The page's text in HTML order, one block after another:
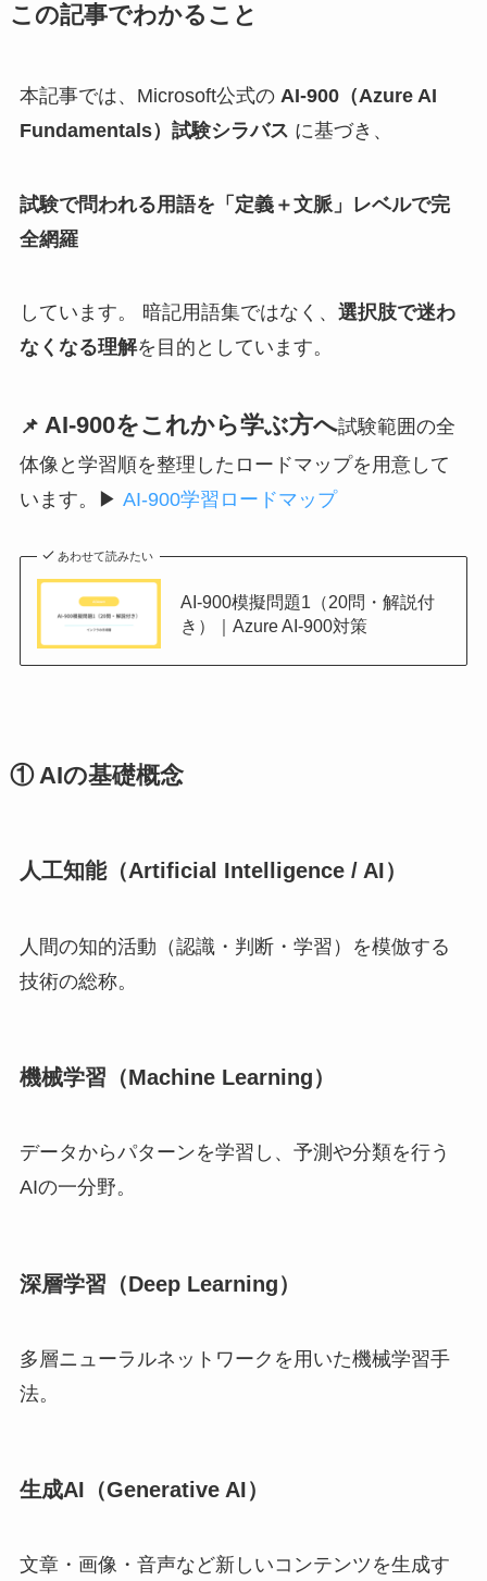
この記事でわかること
本記事では、Microsoft公式の AI-900（Azure AI
Fundamentals）試験シラバス に基づき、
試験で問われる用語を「定義＋文脈」レベルで完
全網羅
しています。 暗記用語集ではなく、 選択肢で迷わ
なくなる理解を目的としています。
📌 AI-900をこれから学ぶ方へ試験範囲の全
体像と学習順を整理したロードマップを用意して
います。
▶ AI-900学習ロードマップ
あわせて読みたい
AI-900模擬問題1（20問・解説付
き）｜Azure AI-900対策
① AIの基礎概念
人工知能（Artificial Intelligence / AI）
人間の知的活動（認識・判断・学習）を模倣する
技術の総称。
機械学習（Machine Learning）
データからパターンを学習し、予測や分類を行う
AIの一分野。
深層学習（Deep Learning）
多層ニューラルネットワークを用いた機械学習手
法。
生成AI（Generative AI）
文章・画像・音声など新しいコンテンツを生成す